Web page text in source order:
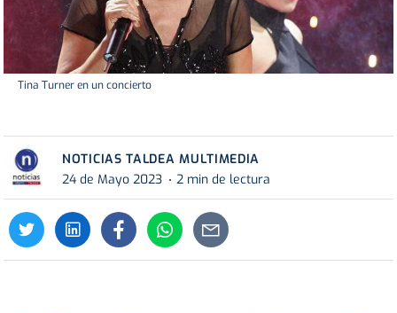
Tina Turner en un concierto
NOTICIAS TALDEA MULTIMEDIA
24 de Mayo 2023
2 min de lectura